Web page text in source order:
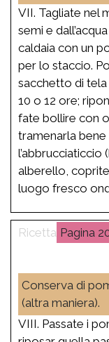
VII. Tagliate nel
semi e
caldaia con un
per lo staccio.
sacchetto di
10 o 12 ore;
fate bollire con
tramenarla bene
alberello,
luogo fresco
Conserva di
(altra maniera).
VIII. Passate i